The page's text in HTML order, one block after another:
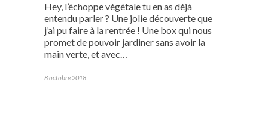
Hey, l’échoppe végétale tu en as déjà
entendu parler ? Une jolie découverte que
j’ai pu faire à la rentrée ! Une box qui nous
promet de pouvoir jardiner sans avoir la
main verte, et avec…
8 octobre 2018